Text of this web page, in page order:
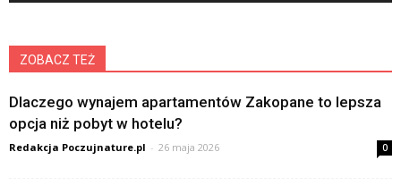
ZOBACZ TEŻ
Dlaczego wynajem apartamentów Zakopane to lepsza
opcja niż pobyt w hotelu?
Redakcja Poczujnature.pl - 26 maja 2026 0